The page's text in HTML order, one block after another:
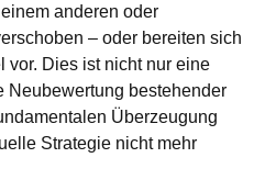
anderen oder
– oder bereiten sich
vor. Dies ist nicht nur eine
Neubewertung bestehender
Überzeugung
Strategie nicht mehr